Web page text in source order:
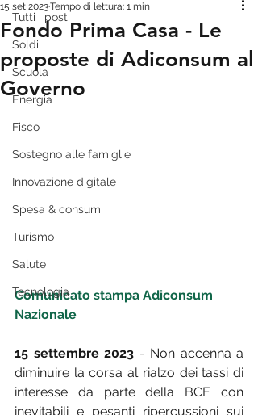
Tutti i post
Soldi
Scuola
Energia
Fisco
Sostegno alle famiglie
Innovazione digitale
Spesa & consumi
Turismo
Salute
Tecnologia
Fondo Prima Casa - Le
proposte di Adiconsum al
Governo
15 set 2023Tempo di lettura: 1 min
Comunicato stampa Adiconsum
Nazionale
15 settembre 2023 - Non accenna a
diminuire la corsa al rialzo dei tassi di
interesse da parte della BCE con
inevitabili e pesanti ripercussioni sui